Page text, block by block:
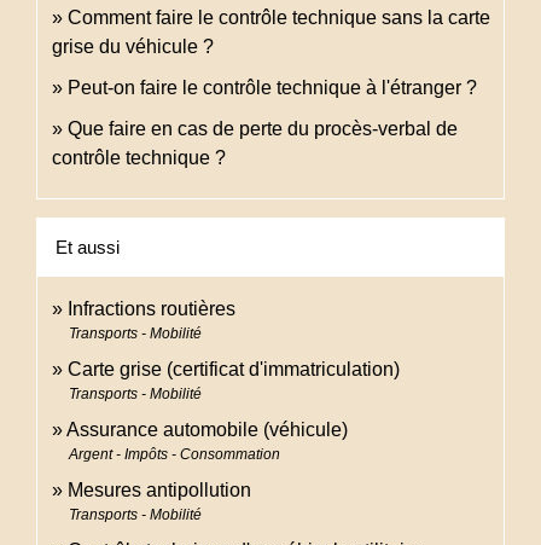
Comment faire le contrôle technique sans la carte
grise du véhicule ?
Peut-on faire le contrôle technique à l'étranger ?
Que faire en cas de perte du procès-verbal de
contrôle technique ?
Et aussi
Infractions routières
Transports - Mobilité
Carte grise (certificat d'immatriculation)
Transports - Mobilité
Assurance automobile (véhicule)
Argent - Impôts - Consommation
Mesures antipollution
Transports - Mobilité